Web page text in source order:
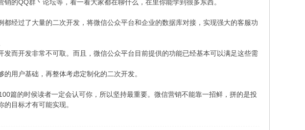
QQ群丶论坛等，看一看大家都在聊什么，在里你能学到很多东西。
过了大量的二次开发，将微信公众平台和企业的数据库对接，实现强大的客服功
开发非常不可取。而且，微信公众平台目前提供的功能已经基本可以满足这些需
用户基础，再整体考虑定制化的二次开发。
的时侯读者一定会认可你，所以坚持最重要。微信营销不能靠一招鲜，拼的是投
目标才有可能实现。